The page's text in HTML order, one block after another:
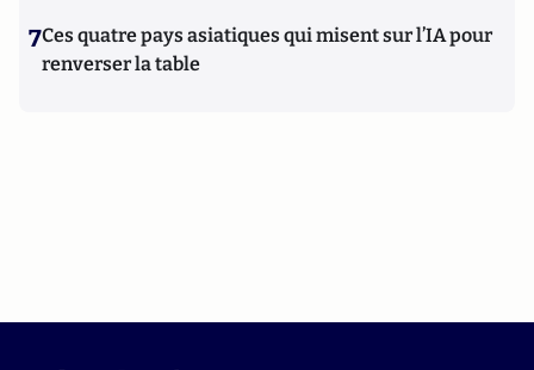
7Ces quatre pays asiatiques qui misent sur l’IA pour
renverser la table